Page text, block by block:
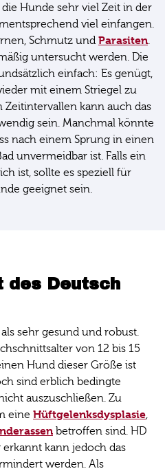
Hunde sehr viel Zeit in der
viel einfangen.
Schmutz und Parasiten.
untersucht werden. Die
einfach: Es genügt,
mit einem Striegel zu
kann auch das
sein. Manchmal könnte
nach einem Sprung in einen
unvermeidbar ist. Falls ein
ist, sollte es speziell für
geeignet sein.
des Deutsch
sehr gesund und robust.
von 12 bis 15
Hund dieser Größe ist
sind erblich bedingte
auszuschließen. Zu
eine Hüftgelenksdysplasie,
betroffen sind. HD
kann jedoch das
werden. Als